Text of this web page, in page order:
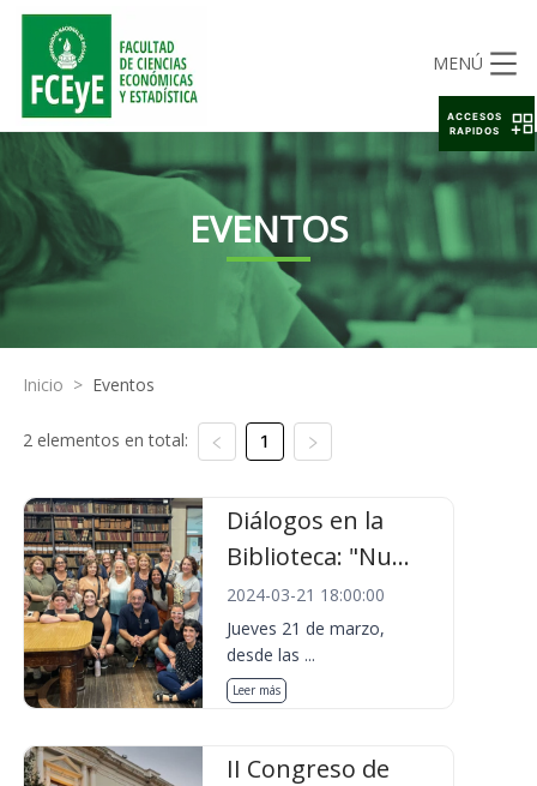
MENÚ
EVENTOS
Inicio > Eventos
2 elementos en total: 1
Diálogos en la
Biblioteca: "Nu...
2024-03-21 18:00:00
Jueves 21 de marzo,
desde las ...
Leer más
II Congreso de
ACCESOS
RAPIDOS